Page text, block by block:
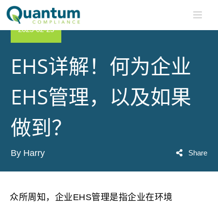
Skip
content2025-02-25
EHS详解！何为企业
EHS管理，以及如果
做到？
By Harry Share
众所周知，企业EHS管理是指企业在环境